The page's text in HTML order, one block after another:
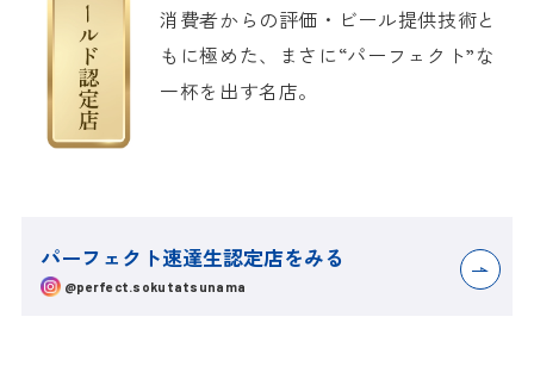
消費者からの評価・ビール提供技術と
もに極めた、まさに“パーフェクト”な
一杯を出す名店。
パーフェクト速達生認定店をみる
@perfect.sokutatsunama